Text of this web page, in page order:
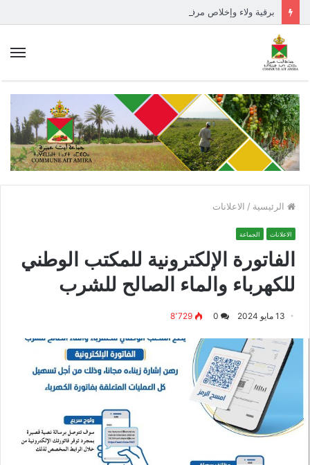
برقية ولاء وإخلاص مرفوعة إلى السدة العالية بالله
الرئيسية / الاعلانات
الاعلانات الجماعة
الفاتورة الإلكترونية للمكتب الوطني
للكهرباء والماء الصالح للشرب
13 مايو 2024 0 8٬729